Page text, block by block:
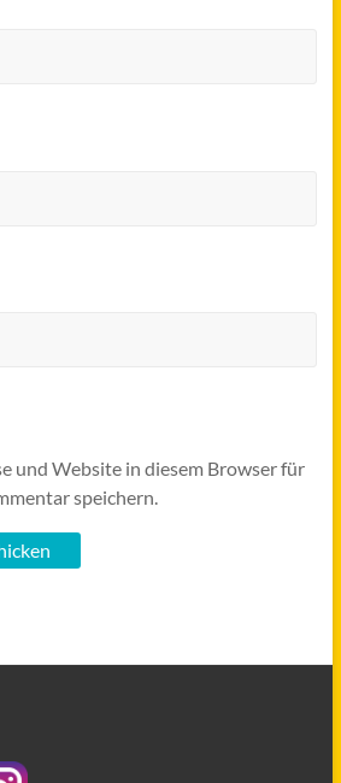
und Website in diesem Browser für
speichern.